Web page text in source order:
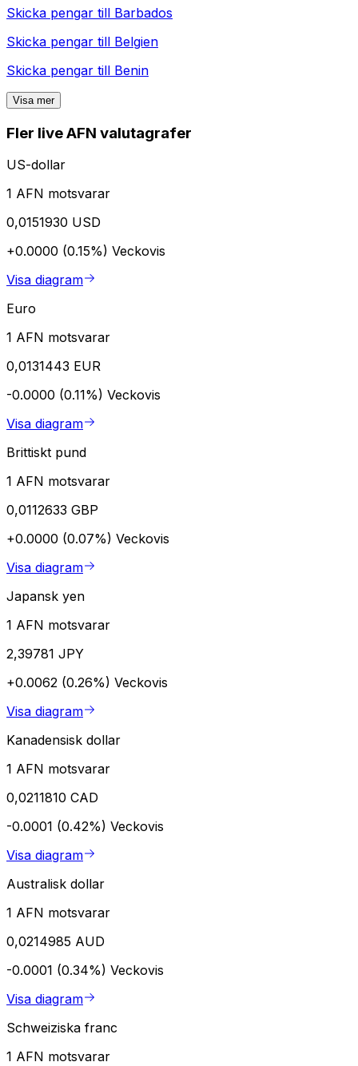
Skicka pengar till Barbados
Skicka pengar till Belgien
Skicka pengar till Benin
Visa mer
Fler live AFN valutagrafer
US-dollar
1 AFN motsvarar
0,0151930 USD
+0.0000 (0.15%) Veckovis
Visa diagram
Euro
1 AFN motsvarar
0,0131443 EUR
-0.0000 (0.11%) Veckovis
Visa diagram
Brittiskt pund
1 AFN motsvarar
0,0112633 GBP
+0.0000 (0.07%) Veckovis
Visa diagram
Japansk yen
1 AFN motsvarar
2,39781 JPY
+0.0062 (0.26%) Veckovis
Visa diagram
Kanadensisk dollar
1 AFN motsvarar
0,0211810 CAD
-0.0001 (0.42%) Veckovis
Visa diagram
Australisk dollar
1 AFN motsvarar
0,0214985 AUD
-0.0001 (0.34%) Veckovis
Visa diagram
Schweiziska franc
1 AFN motsvarar